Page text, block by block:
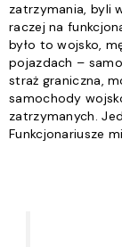
zatrzymania, byli
raczej na
było to wojsko,
pojazdach –
straż graniczna,
samochody
zatrzymanych.
Funkcjonariusze